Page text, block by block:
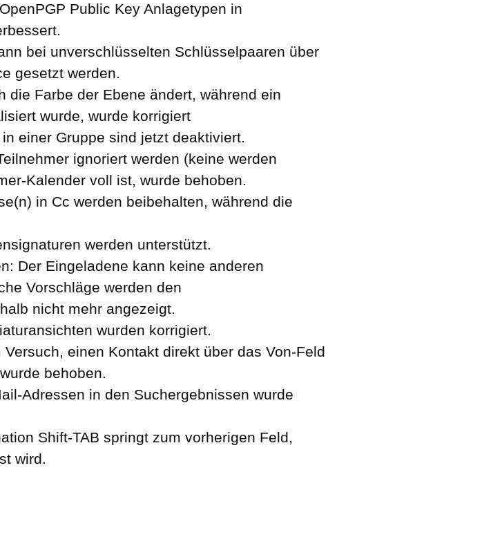
Public Key Anlagetypen in
bei unverschlüsselten Schlüsselpaaren über
gesetzt werden.
die Farbe der Ebene ändert, während ein
wurde, wurde korrigiert
einer Gruppe sind jetzt deaktiviert.
ignoriert werden (keine werden
Kalender voll ist, wurde behoben.
in Cc werden beibehalten, während die
werden unterstützt.
Der Eingeladene kann keine anderen
Vorschläge werden den
nicht mehr angezeigt.
wurden korrigiert.
einen Kontakt direkt über das Von-Feld
behoben.
Adressen in den Suchergebnissen wurde
Shift-TAB springt zum vorherigen Feld,
wird.